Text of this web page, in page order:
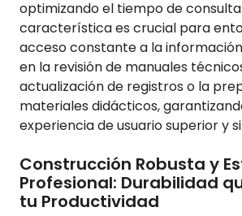
optimizando el tiempo de consulta
característica es crucial para
acceso constante a la
en la revisión de manuales
actualización de registros o la
materiales didácticos,
experiencia de usuario superior y
Construcción Robusta y
Profesional: Durabilidad
tu Productividad